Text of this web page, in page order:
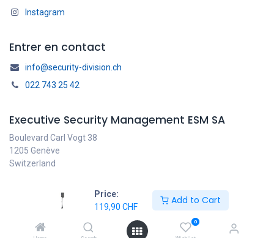
Price:
119,90 CHF
Add to Cart
0
Instagram
Entrer en contact
info@security-division.ch
022 743 25 42
Executive Security Management ESM SA
Boulevard Carl Vogt 38
1205 Genève
Switzerland
Français
Généré par - Le #1Open Source eCommerce